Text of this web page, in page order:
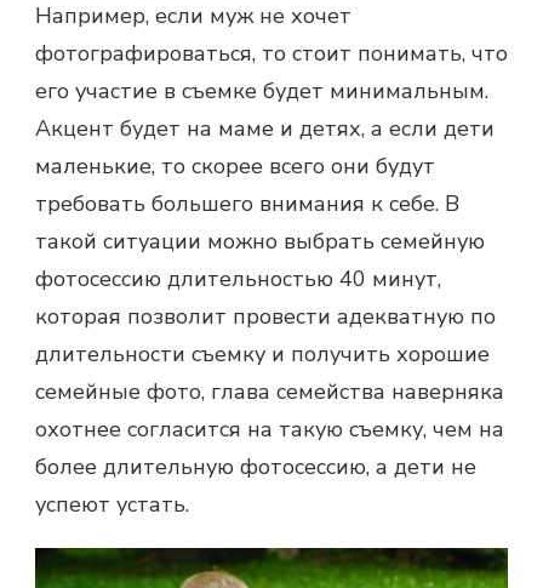
Например, если муж не хочет
фотографироваться, то стоит понимать, что
его участие в съемке будет минимальным.
Акцент будет на маме и детях, а если дети
маленькие, то скорее всего они будут
требовать большего внимания к себе. В
такой ситуации можно выбрать семейную
фотосессию длительностью 40 минут,
которая позволит провести адекватную по
длительности съемку и получить хорошие
семейные фото, глава семейства наверняка
охотнее согласится на такую съемку, чем на
более длительную фотосессию, а дети не
успеют устать.